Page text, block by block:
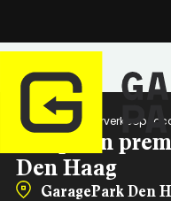
Home Wederverkoop
Koop een
Den Haag
GaragePark Den